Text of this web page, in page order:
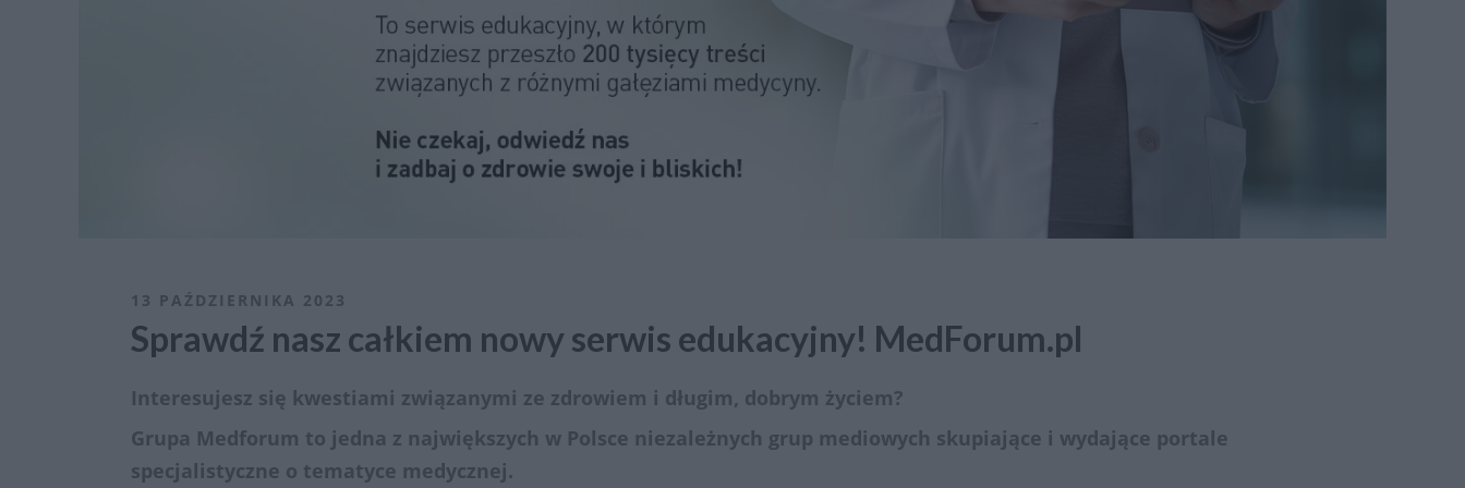
13 PAŹDZIERNIKA 2023
Sprawdź nasz całkiem nowy serwis edukacyjny! MedForum.pl
Interesujesz się kwestiami związanymi ze zdrowiem i długim, dobrym życiem?
Grupa Medforum to jedna z największych w Polsce niezależnych grup mediowych skupiające i wydające portale
specjalistyczne o tematyce medycznej.